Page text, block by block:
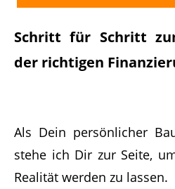
Schritt für Schritt
der richtigen
Als Dein persönlicher
stehe ich Dir zur Seite,
Realität